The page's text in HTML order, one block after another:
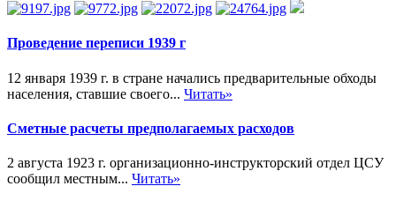
Проведение переписи 1939 г
12 января 1939 г. в стране начались предварительные обходы
населения, ставшие своего... Читать»
Сметные расчеты предполагаемых расходов
2 августа 1923 г. организационно-инструкторский отдел ЦСУ
сообщил местным... Читать»